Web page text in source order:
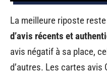
La meilleure riposte
d’avis récents et
avis négatif à sa place,
d’autres. Les cartes